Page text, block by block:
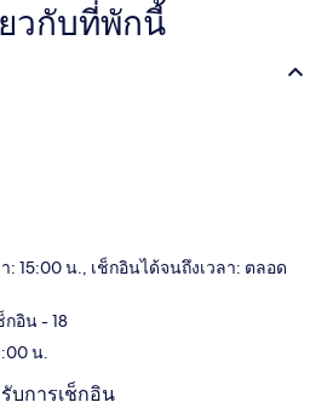
วกับที่พักนี้
: 15:00 น., เช็กอินได้จนถึงเวลา: ตลอด
อิน - 18
น.
บการเช็กอิน